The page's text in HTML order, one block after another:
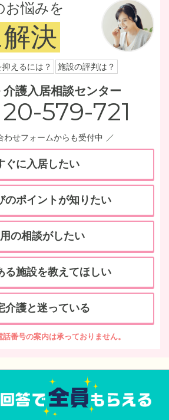
お悩みを
決
抑えるには？ 施設の評判は？
護入居相談センター
579-721
わせフォームからも受付中
ぐに入居したい
のポイントが知りたい
の相談がしたい
る施設を教えてほしい
介護と迷っている
番号の案内は承っておりません。